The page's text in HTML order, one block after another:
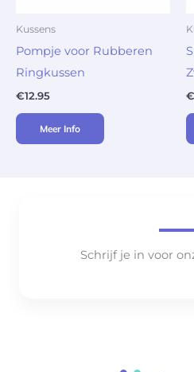
Kussens
Pompje voor Rubberen
Ringkussen
€12.95
Meer Info
€
Schrijf je in voor